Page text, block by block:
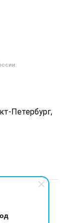
Петербург,
защищены.